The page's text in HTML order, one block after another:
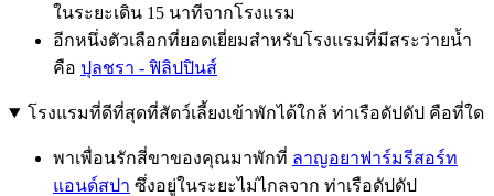
ในระยะเดิน 15 นาทีจากโรงแรม
อีกหนึ่งตัวเลือกที่ยอดเยี่ยมสำหรับโรงแรมที่มีสระว่ายน้ำ
คือ ปุลชรา - ฟิลิปปินส์
โรงแรมที่ดีที่สุดที่สัตว์เลี้ยงเข้าพักได้ใกล้ ท่าเรือดัปดัป คือที่ใด
พาเพื่อนรักสี่ขาของคุณมาพักที่ ลาญอยาฟาร์มรีสอร์ท
แอนด์สปา ซึ่งอยู่ในระยะไม่ไกลจาก ท่าเรือดัปดัป